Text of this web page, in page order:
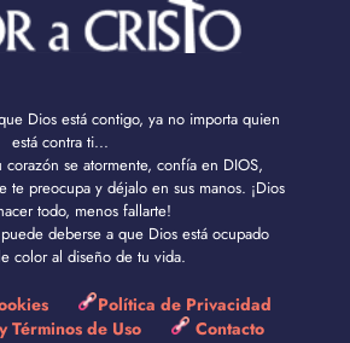
Dios está contigo, ya no importa quien
está contra ti...
se atormente, confía en DIOS,
te preocupa y déjalo en sus manos. ¡Dios
todo, menos fallarte!
deberse a que Dios está ocupado
color al diseño de tu vida.
Política de Privacidad
Términos de Uso
Contacto